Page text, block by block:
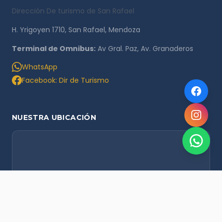
Dirección De turismo de San Rafael
H. Yrigoyen 1710, San Rafael, Mendoza
Terminal de Omnibus: Av Gral. Paz, Av. Granaderos
WhatsApp
Facebook: Dir de Turismo
NUESTRA UBICACIÓN